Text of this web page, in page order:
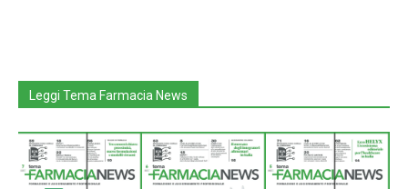
Leggi Tema Farmacia News